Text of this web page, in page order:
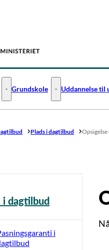
Dagtilbud - Flere links
Grundskole Grundskole - Flere
Uddannelse til
Plads i dagtilbud
i dagtilbud
i